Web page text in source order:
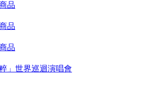
品
品
品
粹」世界巡迴演唱會